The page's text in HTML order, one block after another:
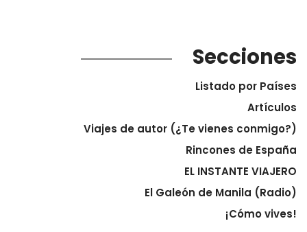
Secciones
Listado por Países
Artículos
Viajes de autor (¿Te vienes conmigo?)
Rincones de España
EL INSTANTE VIAJERO
El Galeón de Manila (Radio)
¡Cómo vives!